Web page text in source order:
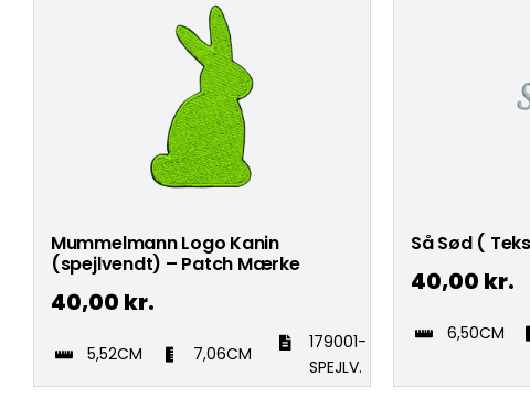
Mummelmann Logo Kanin
(spejlvendt) – Patch Mærke
40,00 kr.
5,52CM 7,06CM
179001-
SPEJLV.
Så Sød (
40,00 kr.
6,50CM